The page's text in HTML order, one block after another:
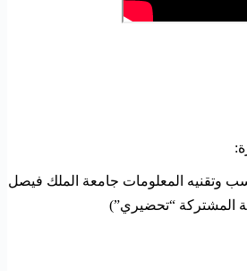
وتقنيه المعلومات جامعة الملك فيصل
المشتركة “تحضيري”)